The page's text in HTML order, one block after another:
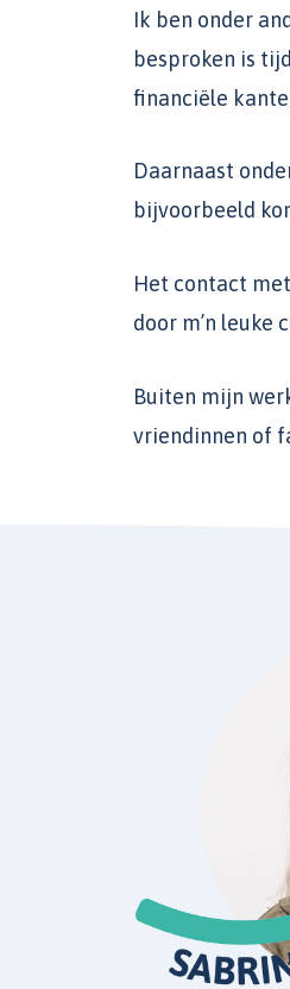
Ik ben onder
besproken is
financiële
Daarnaast
bijvoorbeeld
Het contact
door m’n leuke
Buiten mijn
vriendinnen of